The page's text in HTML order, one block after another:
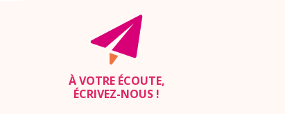
À VOTRE ÉCOUTE,
ÉCRIVEZ-NOUS !